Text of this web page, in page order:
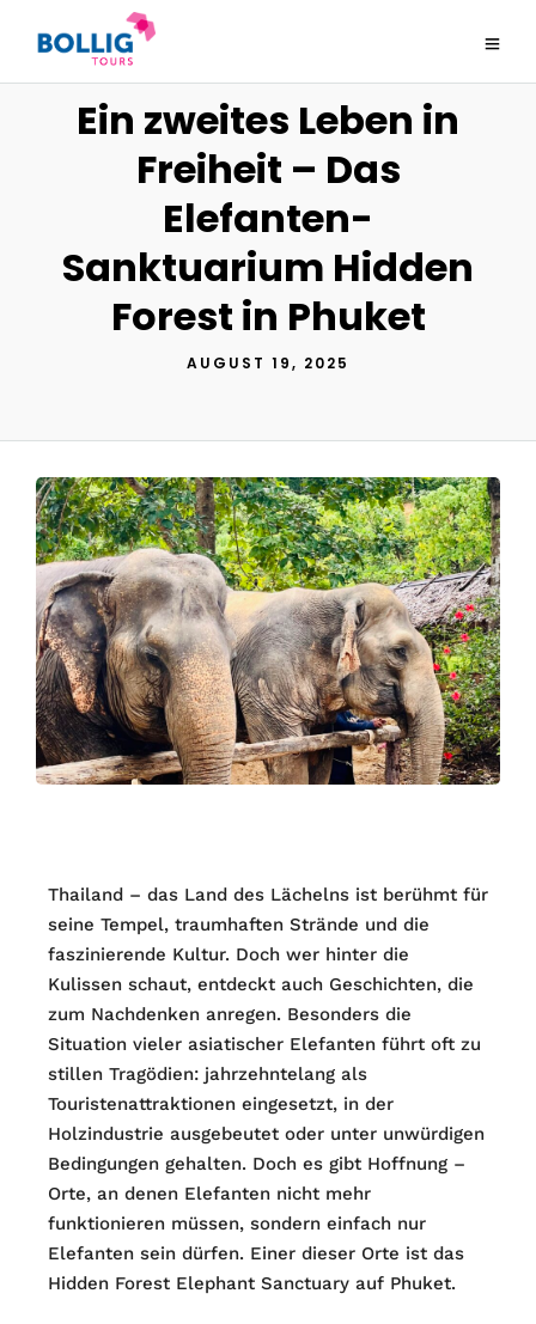
Ein zweites Leben in
Freiheit – Das
Elefanten-
Sanktuarium Hidden
Forest in Phuket
AUGUST 19, 2025
Thailand – das Land des Lächelns ist berühmt für
seine Tempel, traumhaften Strände und die
faszinierende Kultur. Doch wer hinter die
Kulissen schaut, entdeckt auch Geschichten, die
zum Nachdenken anregen. Besonders die
Situation vieler asiatischer Elefanten führt oft zu
stillen Tragödien: jahrzehntelang als
Touristenattraktionen eingesetzt, in der
Holzindustrie ausgebeutet oder unter unwürdigen
Bedingungen gehalten. Doch es gibt Hoffnung –
Orte, an denen Elefanten nicht mehr
funktionieren müssen, sondern einfach nur
Elefanten sein dürfen. Einer dieser Orte ist das
Hidden Forest Elephant Sanctuary auf Phuket.